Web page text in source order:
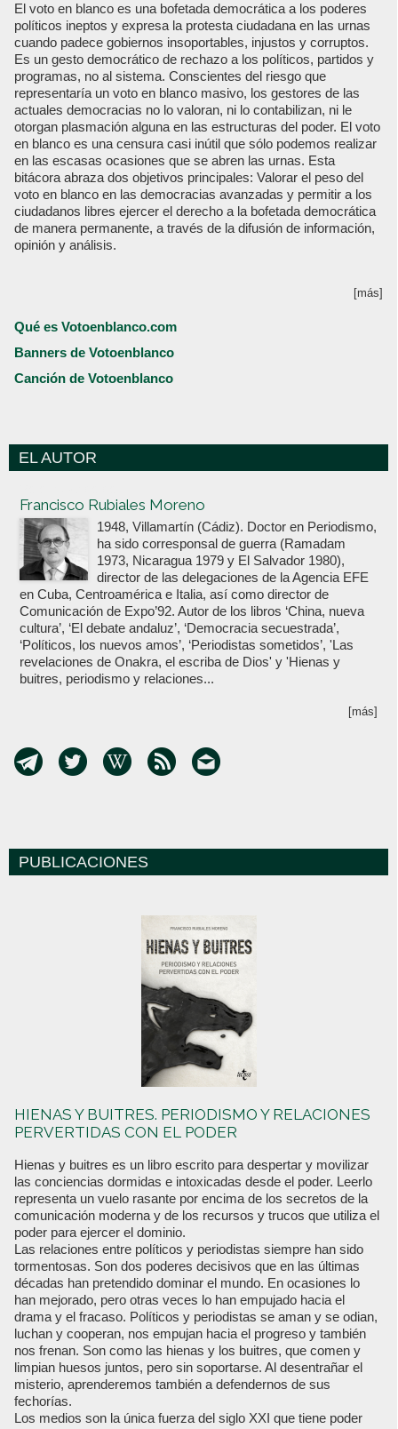
El voto en blanco es una bofetada democrática a los poderes
políticos ineptos y expresa la protesta ciudadana en las urnas
cuando padece gobiernos insoportables, injustos y corruptos.
Es un gesto democrático de rechazo a los políticos, partidos y
programas, no al sistema. Conscientes del riesgo que
representaría un voto en blanco masivo, los gestores de las
actuales democracias no lo valoran, ni lo contabilizan, ni le
otorgan plasmación alguna en las estructuras del poder. El voto
en blanco es una censura casi inútil que sólo podemos realizar
en las escasas ocasiones que se abren las urnas. Esta
bitácora abraza dos objetivos principales: Valorar el peso del
voto en blanco en las democracias avanzadas y permitir a los
ciudadanos libres ejercer el derecho a la bofetada democrática
de manera permanente, a través de la difusión de información,
opinión y análisis.
[más]
Qué es Votoenblanco.com
Banners de Votoenblanco
Canción de Votoenblanco
EL AUTOR
Francisco Rubiales Moreno
1948, Villamartín (Cádiz). Doctor en Periodismo,
ha sido corresponsal de guerra (Ramadam
1973, Nicaragua 1979 y El Salvador 1980),
director de las delegaciones de la Agencia EFE
en Cuba, Centroamérica e Italia, así como director de
Comunicación de Expo’92. Autor de los libros ‘China, nueva
cultura’, ‘El debate andaluz’, ‘Democracia secuestrada’,
‘Políticos, los nuevos amos’, ‘Periodistas sometidos’, 'Las
revelaciones de Onakra, el escriba de Dios' y 'Hienas y
buitres, periodismo y relaciones...
[más]
PUBLICACIONES
HIENAS Y BUITRES. PERIODISMO Y RELACIONES
PERVERTIDAS CON EL PODER
Hienas y buitres es un libro escrito para despertar y movilizar
las conciencias dormidas e intoxicadas desde el poder. Leerlo
representa un vuelo rasante por encima de los secretos de la
comunicación moderna y de los recursos y trucos que utiliza el
poder para ejercer el dominio.
Las relaciones entre políticos y periodistas siempre han sido
tormentosas. Son dos poderes decisivos que en las últimas
décadas han pretendido dominar el mundo. En ocasiones lo
han mejorado, pero otras veces lo han empujado hacia el
drama y el fracaso. Políticos y periodistas se aman y se odian,
luchan y cooperan, nos empujan hacia el progreso y también
nos frenan. Son como las hienas y los buitres, que comen y
limpian huesos juntos, pero sin soportarse. Al desentrañar el
misterio, aprenderemos también a defendernos de sus
fechorías.
Los medios son la única fuerza del siglo XXI que tiene poder